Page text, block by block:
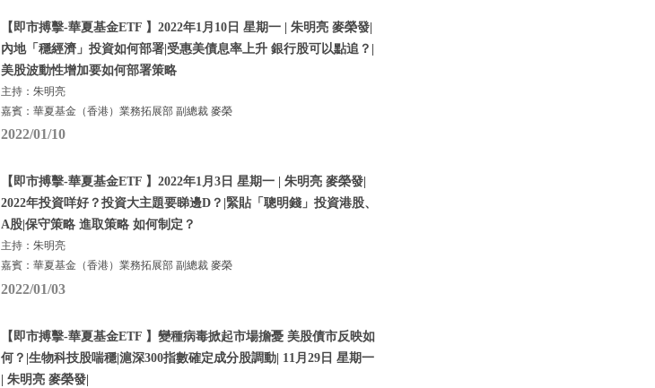
【即市搏擊-華夏基金ETF 】2022年1月10日 星期一 | 朱明亮 麥榮發|
內地「穩經濟」投資如何部署|受惠美債息率上升 銀行股可以點追？|
美股波動性增加要如何部署策略
主持：朱明亮
嘉賓：華夏基金（香港）業務拓展部 副總裁 麥榮
2022/01/10
【即市搏擊-華夏基金ETF 】2022年1月3日 星期一 | 朱明亮 麥榮發|
2022年投資咩好？投資大主題要睇邊D？|緊貼「聰明錢」投資港股、
A股|保守策略 進取策略 如何制定？
主持：朱明亮
嘉賓：華夏基金（香港）業務拓展部 副總裁 麥榮
2022/01/03
【即市搏擊-華夏基金ETF 】變種病毒掀起市場擔憂 美股債市反映如
何？|生物科技股喘穩|滬深300指數確定成分股調動| 11月29日 星期一
| 朱明亮 麥榮發|